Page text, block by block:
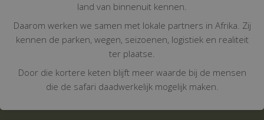
land van binnenuit kennen.
Daarom werken we samen met lokale partners in Afrika. Zij
kennen de parken, wegen, seizoenen, logistiek en realiteit
ter plaatse.
Door die kortere keten blijft meer waarde bij de mensen
die de safari daadwerkelijk mogelijk maken.